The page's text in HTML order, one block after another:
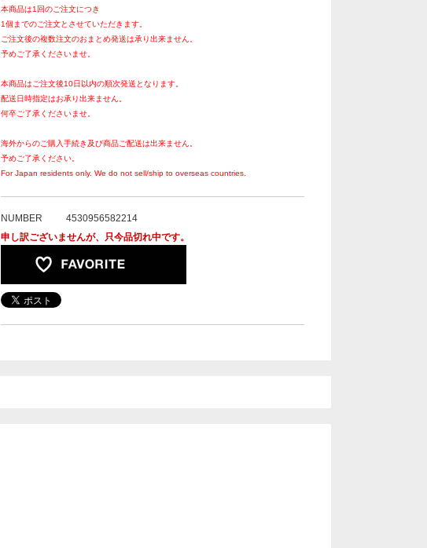
本商品は1回のご注文につき
1個までのご注文とさせていただきます。
ご注文後の複数注文のおまとめ発送は承り出来ません。
予めご了承くださいませ。
本商品はご注文後10日以内の順次発送となります。
配送日時指定はお承り出来ません。
何卒ご了承くださいませ。
海外からのご購入手続き及び商品ご配送は出来ません。
予めご了承ください。
For Japan residents only. We do not sell/ship to overseas countries.
NUMBER
4530956582214
申し訳ございませんが、只今品切れ中です。